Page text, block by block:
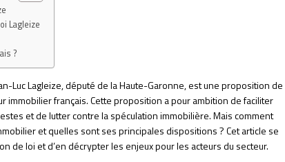
Lagleize
?
Luc Lagleize, député de la Haute-Garonne, est une proposition de
français. Cette proposition a pour ambition de faciliter
et de lutter contre la spéculation immobilière. Mais comment
et quelles sont ses principales dispositions ? Cet article se
de loi et d’en décrypter les enjeux pour les acteurs du secteur.